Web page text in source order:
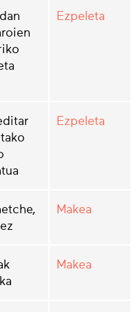
Ezpeleta
Ezpeleta
Makea
Makea